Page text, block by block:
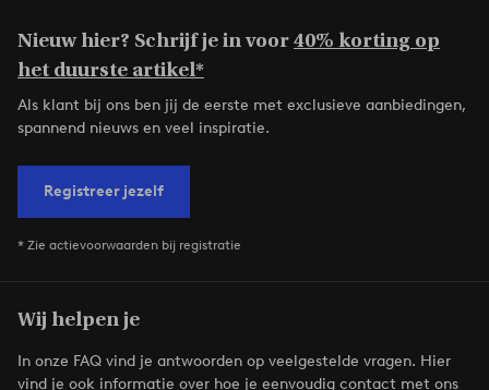
Nieuw hier? Schrijf je in voor40% korting op
het duurste artikel*
Als klant bij ons ben jij de eerste met exclusieve aanbiedingen,
spannend nieuws en veel inspiratie.
Registreer jezelf
* Zie actievoorwaarden bij registratie
Wij helpen je
In onze FAQ vind je antwoorden op veelgestelde vragen. Hier
vind je ook informatie over hoe je eenvoudig contact met ons